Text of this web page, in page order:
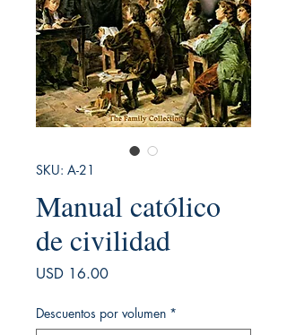
SKU: A-21
Manual católico
de civilidad
USD 16.00Precio
Descuentos por volumen *